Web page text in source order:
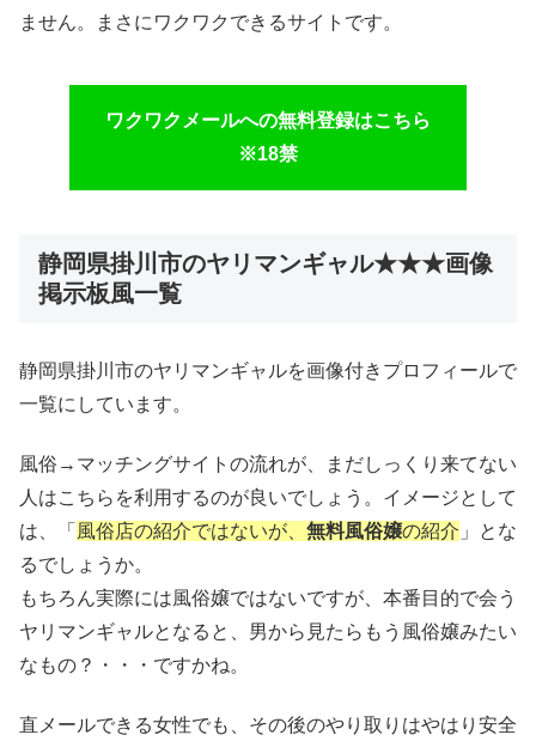
ません。まさにワクワクできるサイトです。
ワクワクメールへの無料登録はこちら
※18禁
静岡県掛川市のヤリマンギャル★★★画像
掲示板風一覧
静岡県掛川市のヤリマンギャルを画像付きプロフィールで
一覧にしています。
風俗→マッチングサイトの流れが、まだしっくり来てない
人はこちらを利用するのが良いでしょう。イメージとして
は、「 風俗店の紹介ではないが、 無料風俗嬢の紹介 」とな
るでしょうか。
もちろん実際には風俗嬢ではないですが、本番目的で会う
ヤリマンギャルとなると、男から見たらもう風俗嬢みたい
なもの？・・・ですかね。
直メールできる女性でも、その後のやり取りはやはり安全